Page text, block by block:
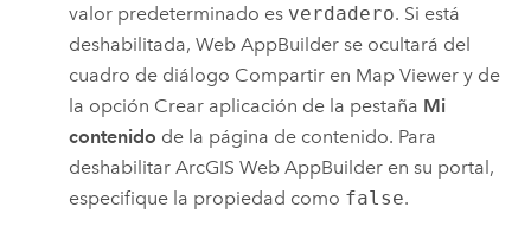
valor predeterminado es verdadero. Si está
deshabilitada,Web AppBuilder se ocultará del
cuadro de diálogo Compartir en Map Viewer y de
la opción Crear aplicación de la pestaña Mi
contenido de la página de contenido. Para
deshabilitarArcGIS Web AppBuilder en su portal,
especifique la propiedad como false.